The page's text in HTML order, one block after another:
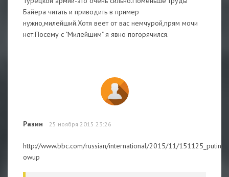
Байера читать и приводить в пример
нужно,милейший.Хотя веет от вас немчурой,прям мочи
нет.Посему с "Милейшим" я явно погорячился.
Разин 25 ноября 2015 23:26
http://www.bbc.com/russian/international/2015/11/
owup